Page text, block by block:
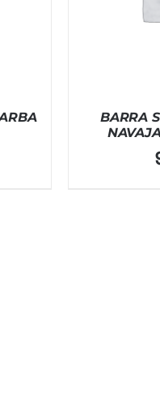
BARRA